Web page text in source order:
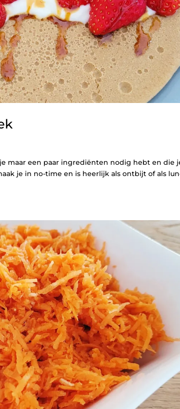
maar een paar ingrediënten nodig hebt en die
je in no-time en is heerlijk als ontbijt of als